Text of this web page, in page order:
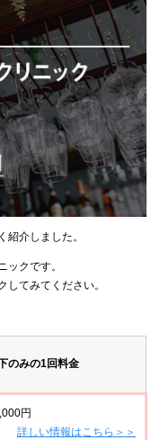
介しました。
ックです。
てみてください。
のみの1回料金
円
詳しい情報はこちら＞＞